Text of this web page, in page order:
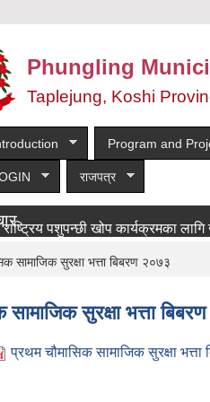
Phungling
Taplejung, Koshi
Program and
राजपत्र
पशुपन्छी खोप कार्यक्रमका लागि
सामाजिक सुरक्षा भत्ता बिबरण २०७३
सुरक्षा भत्ता
प्रथम चौमासिक सामाजिक सुरक्षा